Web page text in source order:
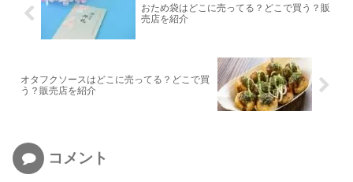
おため袋はどこに売ってる？どこで買う？販
売店を紹介
オタフクソースはどこに売ってる？どこで買
う？販売店を紹介
コメント